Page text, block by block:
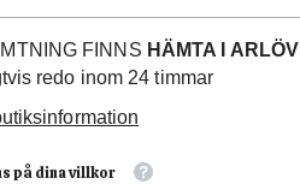
FINNS HÄMTA I ARLÖV
redo inom 24 timmar
på dina villkor